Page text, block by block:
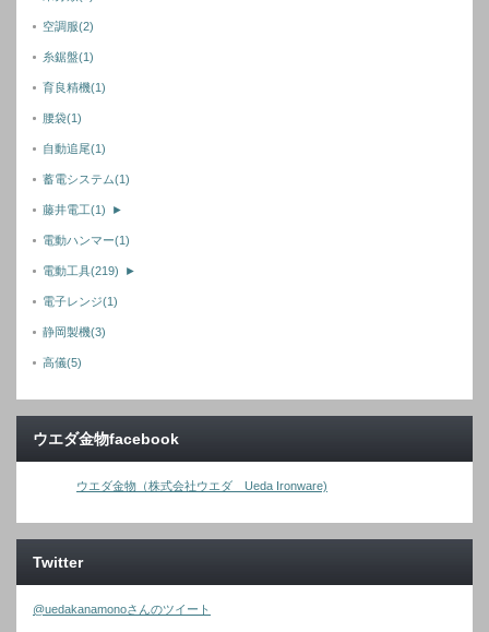
空調服(2)
糸鋸盤(1)
育良精機(1)
腰袋(1)
自動追尾(1)
蓄電システム(1)
藤井電工(1) ►
電動ハンマー(1)
電動工具(219) ►
電子レンジ(1)
静岡製機(3)
高儀(5)
ウエダ金物facebook
ウエダ金物（株式会社ウエダ Ueda Ironware)
Twitter
@uedakanamonoさんのツイート